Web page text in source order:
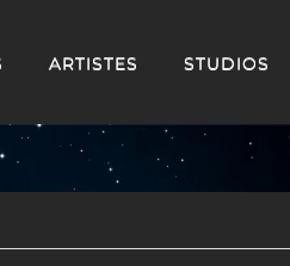
ARTISTES STUDIOS